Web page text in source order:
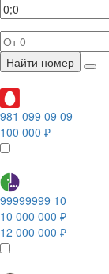
Найти номер
981 099 09 09
100 000 ₽
99999999 10
10 000 000 ₽
12 000 000 ₽